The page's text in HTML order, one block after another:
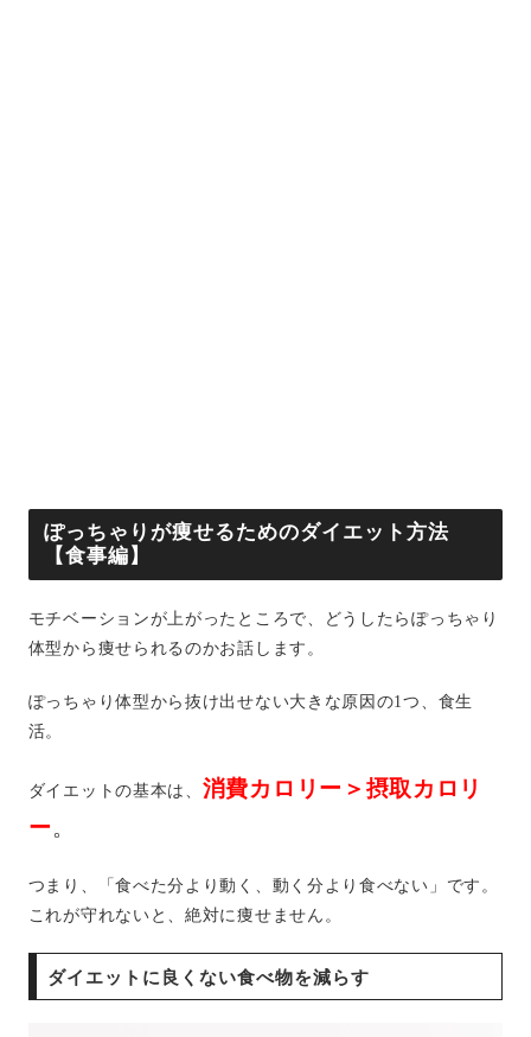
ぽっちゃりが痩せるためのダイエット方法
【食事編】
モチベーションが上がったところで、どうしたらぽっちゃり
体型から痩せられるのかお話します。
ぽっちゃり体型から抜け出せない大きな原因の1つ、食生
活。
ダイエットの基本は、 消費カロリー＞摂取カロリ
ー。
つまり、「食べた分より動く、動く分より食べない」です。
これが守れないと、絶対に痩せません。
ダイエットに良くない食べ物を減らす